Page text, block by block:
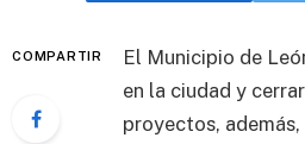
COMPARTIR
El Municipio de
en la ciudad y
proyectos,